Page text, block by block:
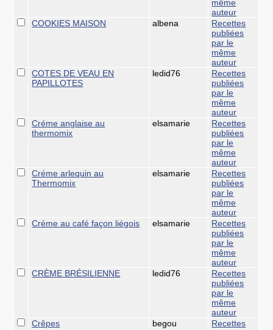
même
auteur
COOKIES MAISON
albena
Recettes
publiées
par le
même
auteur
COTES DE VEAU EN
PAPILLOTES
ledid76
Recettes
publiées
par le
même
auteur
Créme anglaise au
thermomix
elsamarie
Recettes
publiées
par le
même
auteur
Créme arlequin au
Thermomix
elsamarie
Recettes
publiées
par le
même
auteur
Créme au café façon liégois
elsamarie
Recettes
publiées
par le
même
auteur
CRÈME BRÉSILIENNE
ledid76
Recettes
publiées
par le
même
auteur
Crêpes
begou
Recettes